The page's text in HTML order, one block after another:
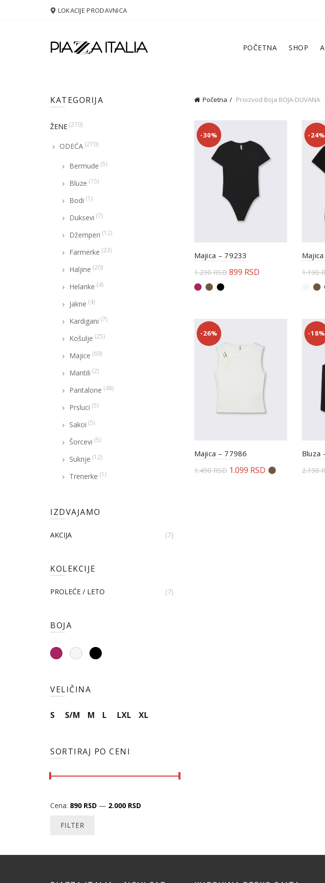
LOKACIJE PRODAVNICA
POČETNA SHOP
Početna Proizvod Boja BOJA-DUVANA
-30%
Majica – 79233
1.290RSD 899 RSD
Odaberite opcije
-24%
1.190
-26%
Majica – 77986
1.490RSD 1.099 RSD
-18%
Bluza
2.190
KATEGORIJA
ŽENE (270)
ODEĆA (270)
Bermude (5)
Bluze (15)
Bodi (1)
Duksevi (7)
Džemperi (12)
Farmerke (23)
Haljine (20)
Helanke (4)
Jakne (4)
Kardigani (7)
Košulje (25)
Majice (69)
Mantili (2)
Pantalone (48)
Prsluci (5)
Sakoi (5)
Šorcevi (5)
Suknje (12)
Trenerke (1)
IZDVAJAMO
AKCIJA (7)
KOLEKCIJE
PROLEĆE / LETO (7)
BOJA
VELIČINA
S S/M M L LXL XL
SORTIRAJ PO CENI
FILTER
Cena: 890 RSD — 2.000 RSD